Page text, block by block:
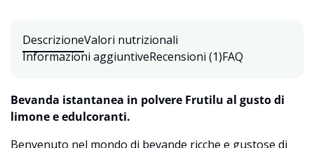
DescrizioneValori nutrizionali
Informazioni aggiuntiveRecensioni (1)FAQ
Bevanda istantanea in polvere Frutilu al gusto di
limone e edulcoranti.
Benvenuto nel mondo di bevande ricche e gustose di